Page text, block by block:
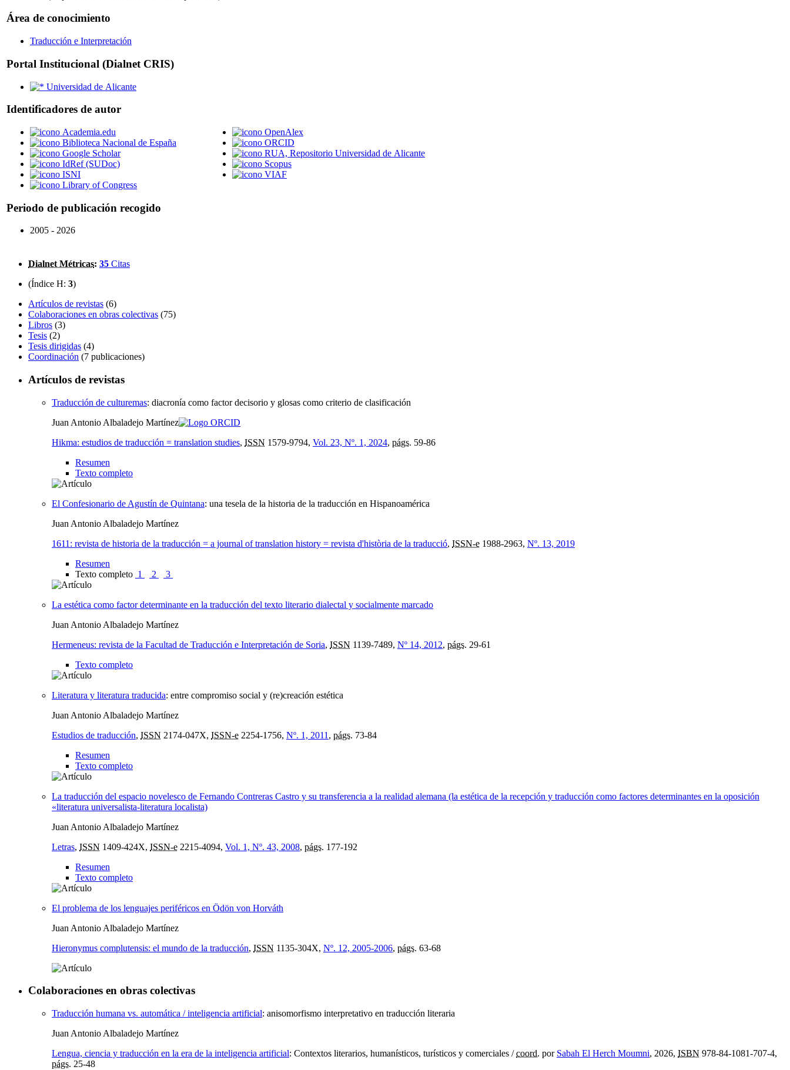
Área de conocimiento
Traducción e Interpretación
Portal Institucional (Dialnet CRIS)
Universidad de Alicante
Identificadores de autor
Academia.edu
Biblioteca Nacional de España
Google Scholar
IdRef (SUDoc)
ISNI
Library of Congress
OpenAlex
ORCID
RUA, Repositorio Universidad de Alicante
Scopus
VIAF
Periodo de publicación recogido
2005 - 2026
Dialnet Métricas: 35 Citas
(Índice H: 3)
Artículos de revistas (6)
Colaboraciones en obras colectivas (75)
Libros (3)
Tesis (2)
Tesis dirigidas (4)
Coordinación (7 publicaciones)
Artículos de revistas
Traducción de culturemas: diacronía como factor decisorio y glosas como criterio de clasificación
Juan Antonio Albaladejo Martínez
Hikma: estudios de traducción = translation studies, ISSN 1579-9794, Vol. 23, Nº. 1, 2024, págs. 59-86
Resumen
Texto completo
El Confesionario de Agustín de Quintana: una tesela de la historia de la traducción en Hispanoamérica
Juan Antonio Albaladejo Martínez
1611: revista de historia de la traducción = a journal of translation history = revista d'història de la traducció, ISSN-e 1988-2963, Nº. 13, 2019
Resumen
Texto completo 1 2 3
La estética como factor determinante en la traducción del texto literario dialectal y socialmente marcado
Juan Antonio Albaladejo Martínez
Hermeneus: revista de la Facultad de Traducción e Interpretación de Soria, ISSN 1139-7489, Nº 14, 2012, págs. 29-61
Texto completo
Literatura y literatura traducida: entre compromiso social y (re)creación estética
Juan Antonio Albaladejo Martínez
Estudios de traducción, ISSN 2174-047X, ISSN-e 2254-1756, Nº. 1, 2011 , págs. 73-84
Resumen
Texto completo
La traducción del espacio novelesco de Fernando Contreras Castro y su transferencia a la realidad alemana (la estética de la recepción y traducción como factores determinantes en la oposición
«literatura universalista-literatura localista)
Juan Antonio Albaladejo Martínez
Letras, ISSN 1409-424X, ISSN-e 2215-4094, Vol. 1, Nº. 43, 2008, págs. 177-192
Resumen
Texto completo
El problema de los lenguajes periféricos en Ödön von Horváth
Juan Antonio Albaladejo Martínez
Hieronymus complutensis: el mundo de la traducción, ISSN 1135-304X, Nº. 12, 2005-2006, págs. 63-68
Colaboraciones en obras colectivas
Traducción humana vs. automática / inteligencia artificial: anisomorfismo interpretativo en traducción literaria
Juan Antonio Albaladejo Martínez
Lengua, ciencia y traducción en la era de la inteligencia artificial: Contextos literarios, humanísticos, turísticos y comerciales /coord. por Sabah El Herch Moumni, 2026, ISBN 978-84-1081-707-4,
págs. 25-48